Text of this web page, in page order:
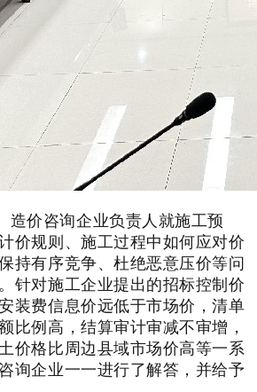
造价咨询企业负责人就施工预
价规则、施工过程中如何应对价
持有序竞争、杜绝恶意压价等问
针对施工企业提出的招标控制价
装费信息价远低于市场价，清单
比例高，结算审计审减不审增，
价格比周边县域市场价高等一系
询企业一一进行了解答，并给予